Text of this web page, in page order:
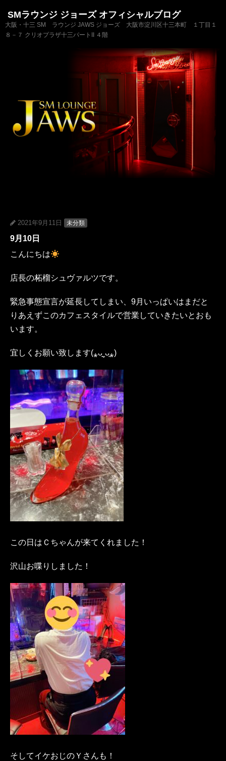
SMラウンジ ジョーズ オフィシャルブログ
大阪・十三 SM ラウンジ JAWS ジョーズ 大阪市淀川区十三本町 １丁目１
８－７ クリオプラザ十三パートII ４階
2021年9月11日 未分類
9月10日
こんにちは
店長の柘榴シュヴァルツです。
緊急事態宣言が延長してしまい、9月いっぱいはまだと
りあえずこのカフェスタイルで営業していきたいとおも
います。
宜しくお願い致します(⁎ᴗ͈ˬᴗ͈⁎)
この日はＣちゃんが来てくれました！
沢山お喋りしました！
そしてイケおじのＹさんも！